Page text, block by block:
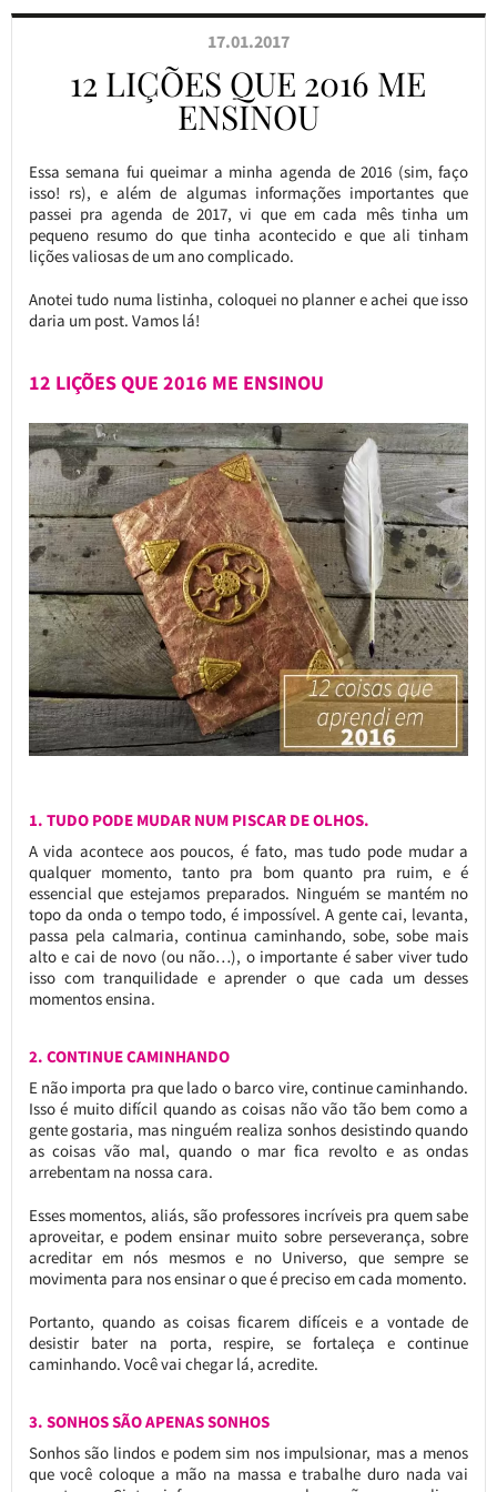
17.01.2017
12 LIÇÕES QUE 2016 ME
ENSINOU
Essa semana fui queimar a minha agenda de 2016 (sim, faço
isso! rs), e além de algumas informações importantes que
passei pra agenda de 2017, vi que em cada mês tinha um
pequeno resumo do que tinha acontecido e que ali tinham
lições valiosas de um ano complicado.
Anotei tudo numa listinha, coloquei no planner e achei que isso
daria um post. Vamos lá!
12 LIÇÕES QUE 2016 ME ENSINOU
1. TUDO PODE MUDAR NUM PISCAR DE OLHOS.
A vida acontece aos poucos, é fato, mas tudo pode mudar a
qualquer momento, tanto pra bom quanto pra ruim, e é
essencial que estejamos preparados. Ninguém se mantém no
topo da onda o tempo todo, é impossível. A gente cai, levanta,
passa pela calmaria, continua caminhando, sobe, sobe mais
alto e cai de novo (ou não…), o importante é saber viver tudo
isso com tranquilidade e aprender o que cada um desses
momentos ensina.
2. CONTINUE CAMINHANDO
E não importa pra que lado o barco vire, continue caminhando.
Isso é muito difícil quando as coisas não vão tão bem como a
gente gostaria, mas ninguém realiza sonhos desistindo quando
as coisas vão mal, quando o mar fica revolto e as ondas
arrebentam na nossa cara.
Esses momentos, aliás, são professores incríveis pra quem sabe
aproveitar, e podem ensinar muito sobre perseverança, sobre
acreditar em nós mesmos e no Universo, que sempre se
movimenta para nos ensinar o que é preciso em cada momento.
Portanto, quando as coisas ficarem difíceis e a vontade de
desistir bater na porta, respire, se fortaleça e continue
caminhando. Você vai chegar lá, acredite.
3. SONHOS SÃO APENAS SONHOS
Sonhos são lindos e podem sim nos impulsionar, mas a menos
que você coloque a mão na massa e trabalhe duro nada vai